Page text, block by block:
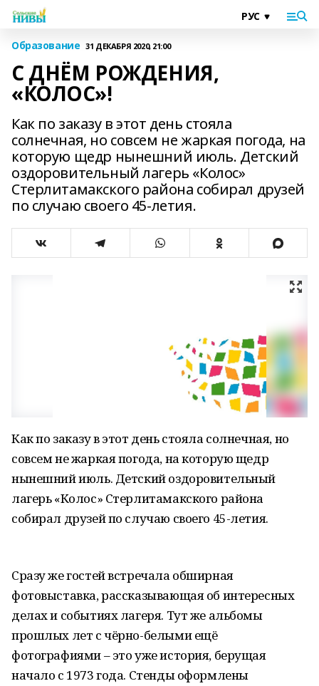
Образование 31 ДЕКАБРЯ 2020, 21:00
С ДНЁМ РОЖДЕНИЯ,
«КОЛОС»!
Как по заказу в этот день стояла
солнечная, но совсем не жаркая погода, на
которую щедр нынешний июль. Детский
оздоровительный лагерь «Колос»
Стерлитамакского района собирал друзей
по случаю своего 45-летия.
Как по заказу в этот день стояла солнечная, но
совсем не жаркая погода, на которую щедр
нынешний июль. Детский оздоровительный
лагерь «Колос» Стерлитамакского района
собирал друзей по случаю своего 45-летия.
Сразу же гостей встречала обширная
фотовыставка, рассказывающая об интересных
делах и событиях лагеря. Тут же альбомы
прошлых лет с чёрно-белыми ещё
фотографиями – это уже история, берущая
начало с 1973 года. Стенды оформлены